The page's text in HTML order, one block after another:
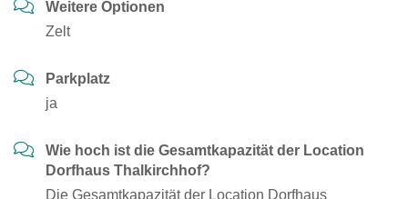
Weitere Optionen
Zelt
Parkplatz
ja
Wie hoch ist die Gesamtkapazität der Location
Dorfhaus Thalkirchhof?
Die Gesamtkapazität der Location Dorfhaus